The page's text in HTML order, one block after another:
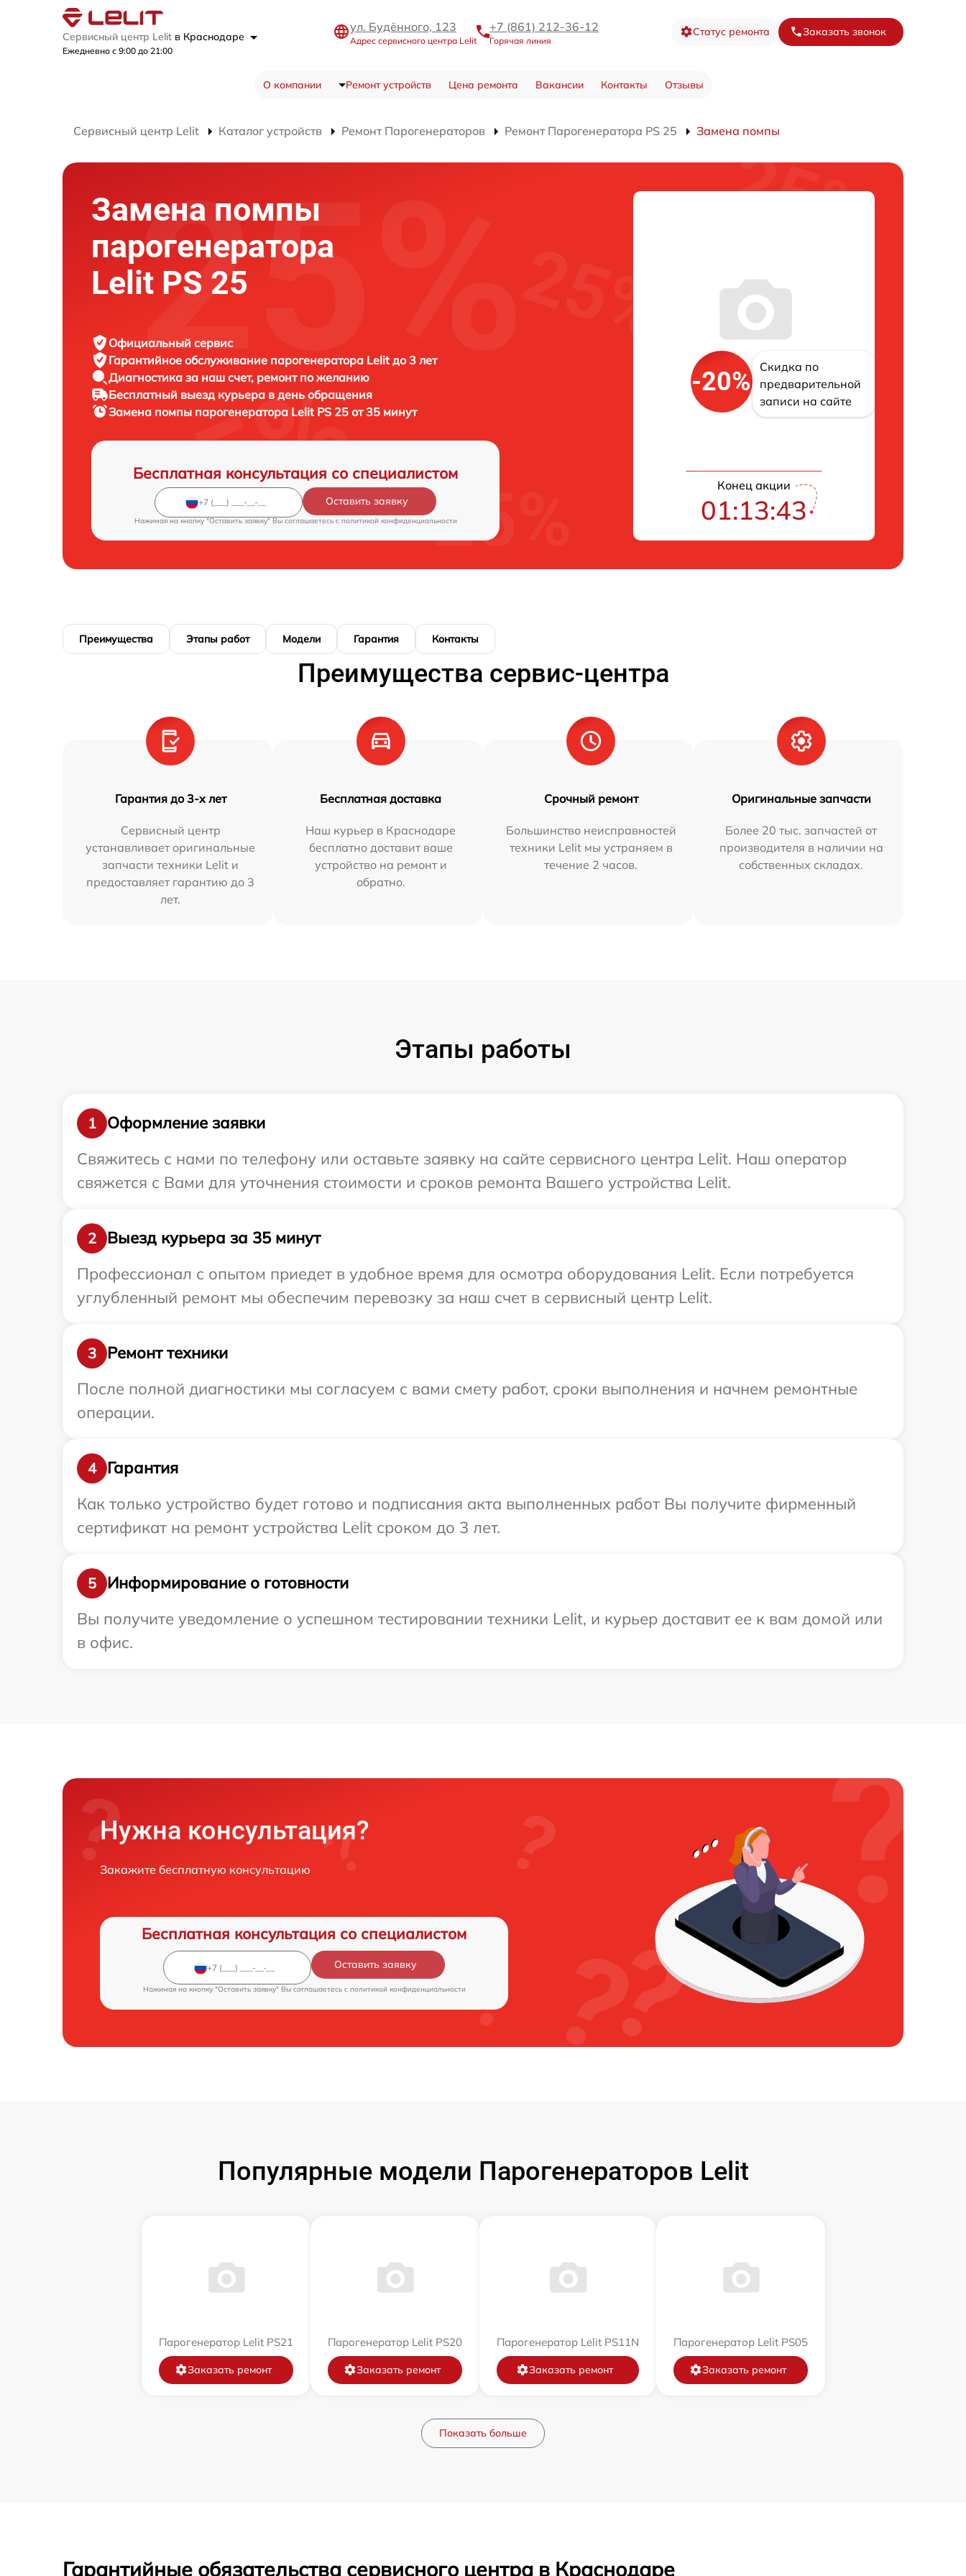
Сервисный центр Lelit в Краснодаре
Ежедневно с 9:00 до 21:00
ул. Будённого, 123
Адрес сервисного центра Lelit
+7 (861) 212-36-12
Горячая линия
Статус ремонта Заказать звонок
О компании Ремонт устройств Цена ремонта Вакансии Контакты Отзывы
Сервисный центр Lelit Каталог устройств Ремонт Парогенераторов Ремонт Парогенератора PS 25 Замена помпы
Замена помпы
парогенератора
Lelit PS 25
Официальный сервис
Гарантийное обслуживание парогенератора Lelit до 3 лет
Диагностика за наш счет, ремонт по желанию
Бесплатный выезд курьера в день обращения
Замена помпы парогенератора Lelit PS 25 от 35 минут
Бесплатная консультация со специалистом
Оставить заявку
Нажимая на кнопку "Оставить заявку" Вы соглашаетесь c политикой конфиденциальности
-20%
Скидка по
предварительной
записи на сайте
Конец акции
01:13:42
Преимущества Этапы работ Модели Гарантия Контакты
Преимущества сервис-центра
Гарантия до 3-х лет
Сервисный центр
устанавливает оригинальные
запчасти техники Lelit и
предоставляет гарантию до 3
лет.
Бесплатная доставка
Наш курьер в Краснодаре
бесплатно доставит ваше
устройство на ремонт и
обратно.
Срочный ремонт
Большинство неисправностей
техники Lelit мы устраняем в
течение 2 часов.
Оригинальные запчасти
Более 20 тыс. запчастей от
производителя в наличии на
собственных складах.
Этапы работы
1
Оформление заявки
Свяжитесь с нами по телефону или оставьте заявку на сайте сервисного центра Lelit. Наш оператор
свяжется с Вами для уточнения стоимости и сроков ремонта Вашего устройства Lelit.
2
Выезд курьера за 35 минут
Профессионал с опытом приедет в удобное время для осмотра оборудования Lelit. Если потребуется
углубленный ремонт мы обеспечим перевозку за наш счет в сервисный центр Lelit.
3
Ремонт техники
После полной диагностики мы согласуем с вами смету работ, сроки выполнения и начнем ремонтные
операции.
4
Гарантия
Как только устройство будет готово и подписания акта выполненных работ Вы получите фирменный
сертификат на ремонт устройства Lelit сроком до 3 лет.
5
Информирование о готовности
Вы получите уведомление о успешном тестировании техники Lelit, и курьер доставит ее к вам домой или
в офис.
Нужна консультация?
Закажите бесплатную консультацию
Бесплатная консультация со специалистом
Оставить заявку
Нажимая на кнопку "Оставить заявку" Вы соглашаетесь c политикой конфиденциальности
Популярные модели Парогенераторов Lelit
Парогенератор Lelit PS21
Заказать ремонт
Парогенератор Lelit PS20
Заказать ремонт
Парогенератор Lelit PS11N
Заказать ремонт
Парогенератор Lelit PS05
Заказать ремонт
Показать больше
Гарантийные обязательства сервисного центра в Краснодаре